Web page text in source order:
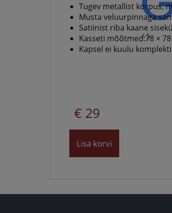
levitaja
/ 5
Tugev metallist korpus,
Musta veluurpinnaga
Satiinist riba kaane
Kasseti mõõtmed:78 ×
Kapsel ei kuulu
€ 29
Lisa korvi